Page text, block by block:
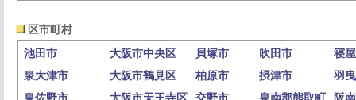
区市町村
池田市
大阪市中央区 貝塚市 吹田市
寝
泉大津市
大阪市鶴見区 柏原市 摂津市
羽